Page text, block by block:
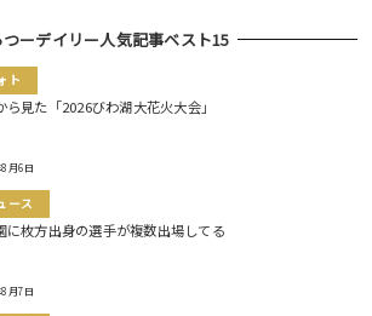
ーデイリー人気記事ベスト15
ト
ら見た「2026びわ湖大花火大会」
月6日
ース
に枚方出身の選手が複数出場してる
月7日